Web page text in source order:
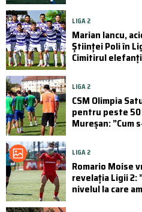
LIGA 2
Marian Iancu,
Științei Poli în
Cimitirul
LIGA 2
CSM Olimpia
pentru peste
Mureșan: ”Cum
LIGA 2
Romario Moise
revelația Ligii 2:
nivelul la care